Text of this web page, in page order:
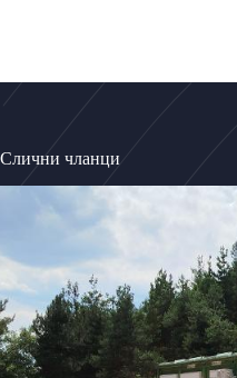
Слични чланци